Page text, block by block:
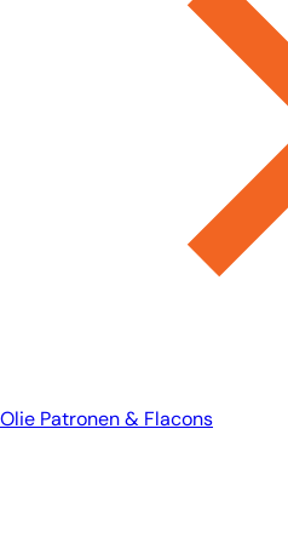
Olie Patronen & Flacons